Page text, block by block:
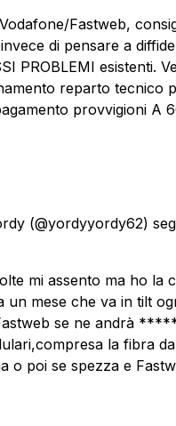
Fastweb,
di pensare a
PROBLEMI esistenti.
reparto tecnico
provvigioni A
(@yordyyordy62)
mi assento ma ho la
un mese che va in tilt
se ne andrà
la fibra
o poi se spezza e